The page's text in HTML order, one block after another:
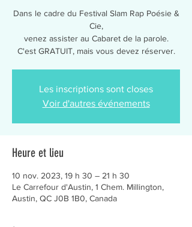
Dans le cadre du Festival Slam Rap Poésie &
Cie,
venez assister au Cabaret de la parole.
C'est GRATUIT, mais vous devez réserver.
Les inscriptions sont closes
Voir d'autres événements
Heure et lieu
10 nov. 2023, 19 h 30 – 21 h 30
Le Carrefour d'Austin, 1 Chem. Millington,
Austin, QC J0B 1B0, Canada